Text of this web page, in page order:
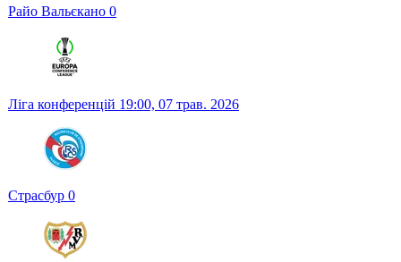
Райо Вальєкано 0
Ліга конференцій 19:00, 07 трав. 2026
Страсбур 0